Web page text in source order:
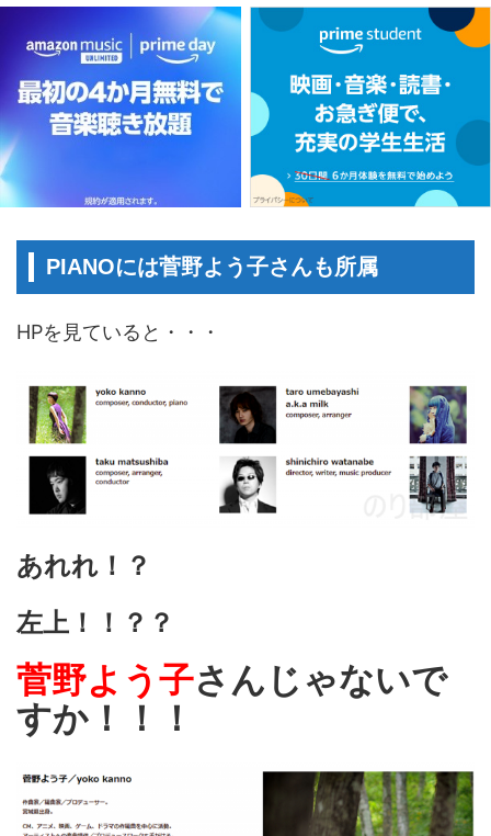
PIANOには菅野よう子さんも所属
HPを見ていると・・・
あれれ！？
左上！！？？
菅野よう子さんじゃないで
すか！！！